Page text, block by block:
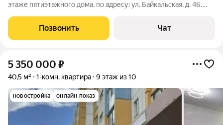
этаже пятиэтажного дома, по адресу: ул. Байкальская, д. 46.
евроокна, входная железная дверь, имеется кладовка. Балкона
нет! Санузел
Позвонить Чат
5 350 000 ₽
40,5 м² 1-комн. квартира 9 этаж из 10
новостройка онлайн показ